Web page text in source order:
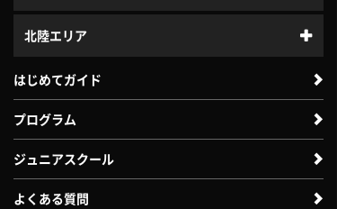
北陸エリア
はじめてガイド
プログラム
ジュニアスクール
よくある質問